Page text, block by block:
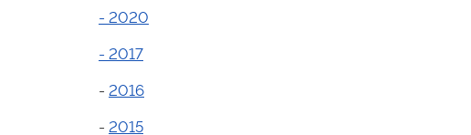
- 2020
- 2017
- 2016
- 2015